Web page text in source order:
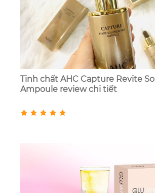
Tinh chất AHC Capture Revite
Ampoule review chi tiết